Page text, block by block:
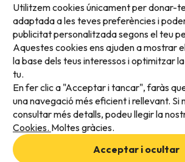
Acceptem
Condicions generals
Utilitzem cookies únicament per donar-
adaptada a les teves preferències i
publicitat personalitzada segons el teu
Aquestes cookies ens ajuden a mostrar
la base dels teus interessos i optimitzar
tu.
En fer clic a "Acceptar i tancar", faràs
una navegació més eficient i rellevant. Si
consultar més detalls, podeu llegir la
Cookies. Moltes gràcies.
Acceptar i ocultar